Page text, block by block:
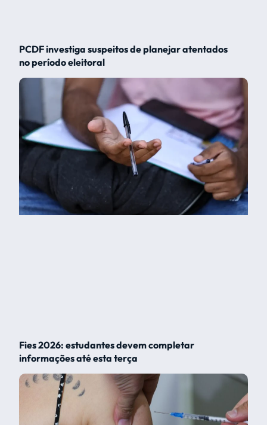
PCDF investiga suspeitos de planejar atentados
no período eleitoral
Fies 2026: estudantes devem completar
informações até esta terça